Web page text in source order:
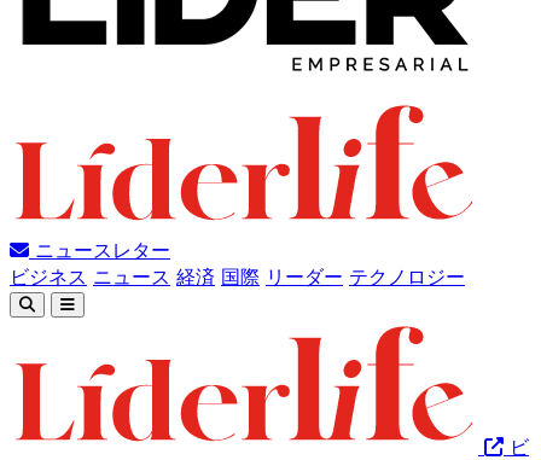
ニュースレター
ビジネス ニュース 経済 国際 リーダー テクノロジー
ビ